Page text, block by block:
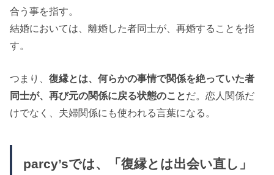
合う事を指す。
結婚においては、離婚した者同士が、再婚することを指
す。
つまり、復縁とは、何らかの事情で関係を絶っていた者
同士が、再び元の関係に戻る状態のことだ。恋人関係だ
けでなく、夫婦関係にも使われる言葉になる。
parcy’sでは、「復縁とは出会い直し」